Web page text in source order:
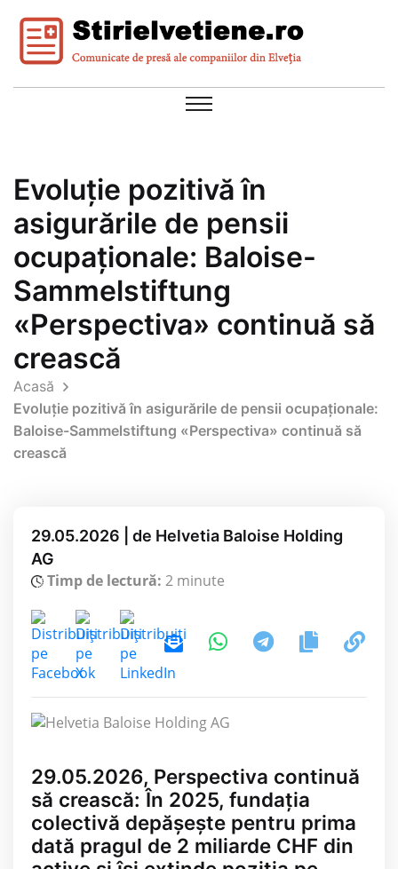
Evoluție pozitivă în
asigurările de pensii
ocupaționale: Baloise-
Sammelstiftung
«Perspectiva» continuă să
crească
Acasă
Evoluție pozitivă în asigurările de pensii ocupaționale:
Baloise-Sammelstiftung «Perspectiva» continuă să
crească
29.05.2026 | de Helvetia Baloise Holding
AG
Timp de lectură: 2 minute
29.05.2026, Perspectiva continuă
să crească: În 2025, fundația
colectivă depășește pentru prima
dată pragul de 2 miliarde CHF din